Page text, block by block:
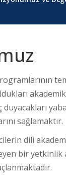
akademik
sağlamaktır.
dili
bir yetkinlik